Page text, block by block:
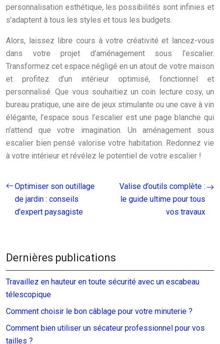
personnalisation esthétique, les possibilités sont infinies et
s’adaptent à tous les styles et tous les budgets.
Alors, laissez libre cours à votre créativité et lancez-vous
dans votre projet d’aménagement sous l’escalier.
Transformez cet espace négligé en un atout de votre maison
et profitez d’un intérieur optimisé, fonctionnel et
personnalisé. Que vous souhaitiez un coin lecture cosy, un
bureau pratique, une aire de jeux stimulante ou une cave à vin
élégante, l’espace sous l’escalier est une page blanche qui
n’attend que votre imagination. Un aménagement sous
escalier bien pensé valorise votre habitation. Redonnez vie
à votre intérieur et révélez le potentiel de votre escalier !
Optimiser son outillage
de jardin : conseils
d’expert paysagiste
Valise d’outils complète :
le guide ultime pour tous
vos travaux
Dernières publications
Travaillez en hauteur en toute sécurité avec un escabeau
télescopique
Comment choisir le bon câblage pour votre minuterie ?
Comment bien utiliser un sécateur professionnel pour vos
tailles ?